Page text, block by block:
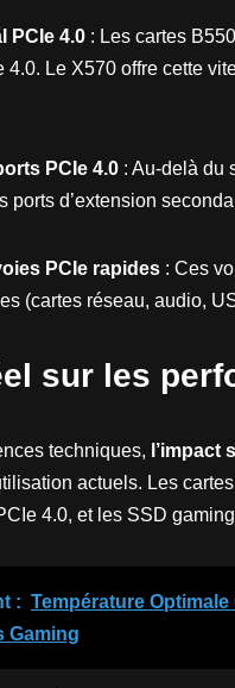
PCIe 4.0 : Les cartes
4.0. Le X570 offre cette
PCIe 4.0 : Au-delà du
ports d’extension
PCIe rapides : Ces
(cartes réseau, audio,
sur les
techniques, l’impact
actuels. Les
4.0, et les SSD
: Température
Gaming